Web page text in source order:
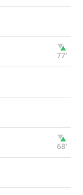
77‎’‎
68‎’‎